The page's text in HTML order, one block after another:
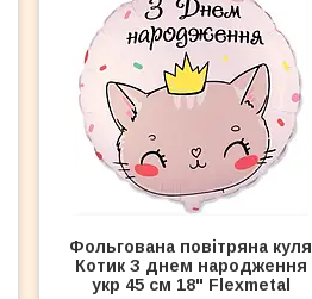
Фольгована повітряна куля
Котик З днем народження
укр 45 см 18" Flexmetal